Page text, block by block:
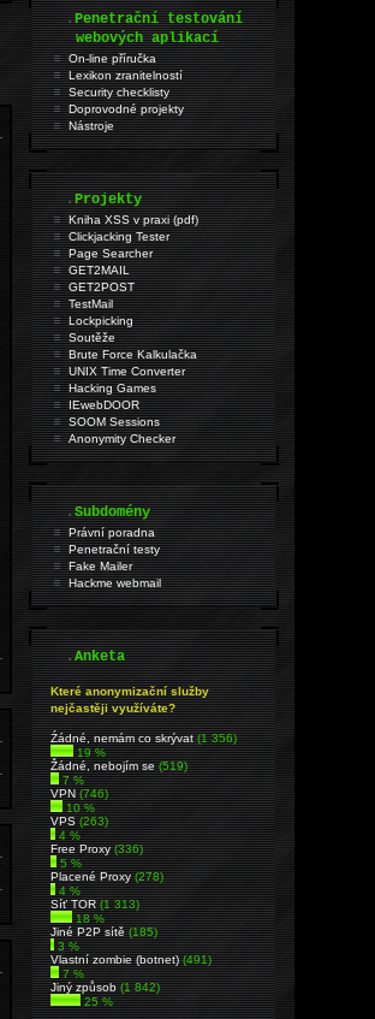
.Penetrační testování
webových aplikací
On-line příručka
Lexikon zranitelností
Security checklisty
Doprovodné projekty
Nástroje
.Projekty
Kniha XSS v praxi (pdf)
Clickjacking Tester
Page Searcher
GET2MAIL
GET2POST
TestMail
Lockpicking
Soutěže
Brute Force Kalkulačka
UNIX Time Converter
Hacking Games
IEwebDOOR
SOOM Sessions
Anonymity Checker
.Subdomény
Právní poradna
Penetrační testy
Fake Mailer
Hackme webmail
.Anketa
Které anonymizační služby
nejčastěji využíváte?
Źádné, nemám co skrývat(1 356)
19 %
Žádné, nebojím se(519)
7 %
VPN(746)
10 %
VPS(263)
4 %
Free Proxy(336)
5 %
Placené Proxy(278)
4 %
Síť TOR(1 313)
18 %
Jiné P2P sítě(185)
3 %
Vlastní zombie (botnet)(491)
7 %
Jiný způsob(1 842)
25 %